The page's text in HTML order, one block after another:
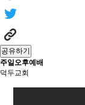
공유하기
주일오후예배
덕두교회